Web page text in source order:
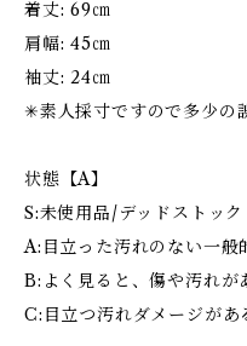
着丈: 69㎝
肩幅: 45㎝
袖丈: 24㎝
✳︎素人採寸ですので多少の
状態【A】
S:未使用品/デッドストック
A:目立った汚れのない一般
B:よく見ると、傷や汚れが
C:目立つ汚れダメージがあ